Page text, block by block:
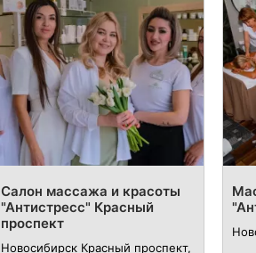
Салон массажа и красоты
"Антистресс" Красный
проспект
Новосибирск ​Красный проспект,